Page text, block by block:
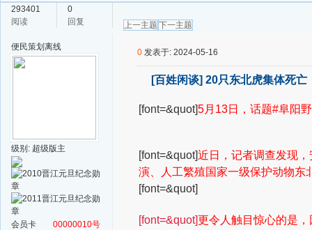
293401
阅读
0
回复
上一主题 下一主题
便民策划 离线
级别: 超级版主
会员卡
00000010号
0 发表于: 2024-05-16
[百姓闲谈] 20只东北虎集体死亡
[font=&quot]5月13日，话题#阜阳
[font=&quot]近日，记者调查发现
演、人工繁殖国家一级保护动物东
[font=&quot]
[font=&quot]更令人触目惊心的是